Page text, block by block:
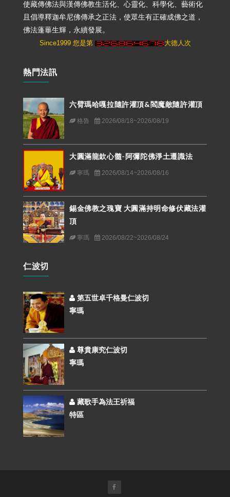
使藏傳佛法與漢傳佛教生活化、心靈化、科學化、藝術化
且倡導釋迦牟尼佛傳承之正法，使眾生有正確成佛之道，
佛法蓬蓽生輝，永續發展。
Since1999 您是第 大德人次
熱門法訊
六臂瑪哈嘎拉隨許灌頂&閻魔敵隨許灌頂
格魯 2026/08/18~2026/08/19
大圓滿龍欽心髓-阿彌陀佛淨土遷識法
寧瑪 2026/08/14~2026/08/16
錫金佛教之瑰寶 大圓滿持明命修伏藏法灌
頂
寧瑪 2026/08/22~2026/08/24
仁波切
第五世卓千格曼仁波切
寧瑪
尊貴康究仁波切
寧瑪
藏歌手為法王祈福
特區